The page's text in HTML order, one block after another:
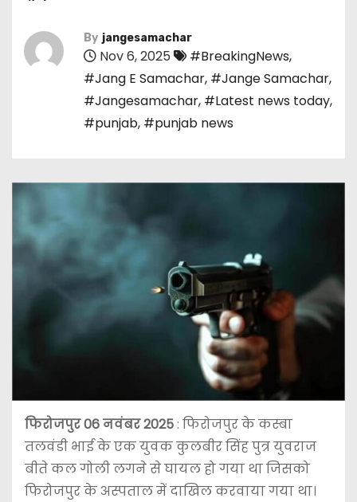
By jangesamachar
Nov 6, 2025 #BreakingNews,
#Jang E Samachar, #Jange Samachar,
#Jangesamachar, #Latest news today,
#punjab, #punjab news
फिरोजपुर 06 नवंबर 2025: फिरोजपुर के कस्बा
तलवंडी भाई के एक युवक कुलबीर सिंह पुत्र युवराज
बीते कल गोली लगने से घायल हो गया था जिसको
फिरोजपुर के अस्पताल में दाखिल करवाया गया था।